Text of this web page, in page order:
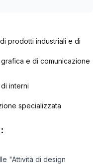
prodotti industriali e di
e di comunicazione
interni
specializzata
"Attività di design